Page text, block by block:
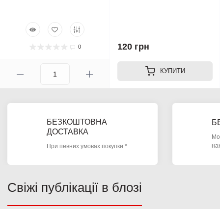
0 120 грн
КУПИТИ
БЕЗКОШТОВНА
ДОСТАВКА
При певних умовах покупки *
Свіжі публікації в блозі